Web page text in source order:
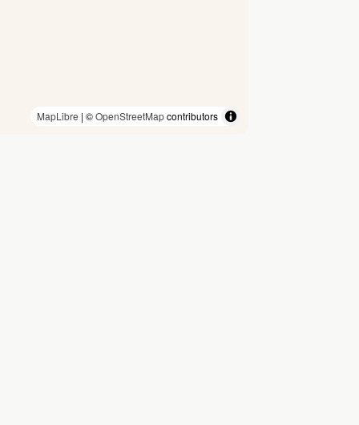
MapLibre | ©OpenStreetMapcontributors